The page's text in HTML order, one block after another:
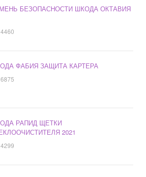
БЕЗОПАСНОСТИ ШКОДА ОКТАВИЯ
4460
ФАБИЯ ЗАЩИТА КАРТЕРА
6875
РАПИД ЩЕТКИ
2021
4299